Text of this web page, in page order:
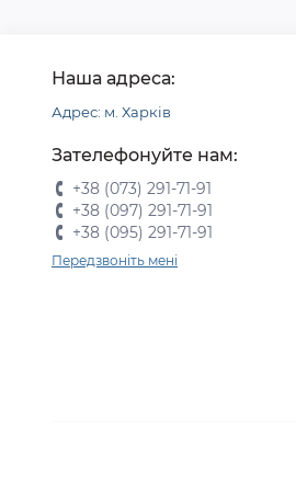
Наша адреса:
Адрес: м. Харків
Зателефонуйте нам:
+38 (073) 291-71-91
+38 (097) 291-71-91
+38 (095) 291-71-91
Передзвоніть мені